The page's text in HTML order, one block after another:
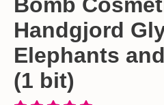
Handgjord
Elephants
(1 bit)